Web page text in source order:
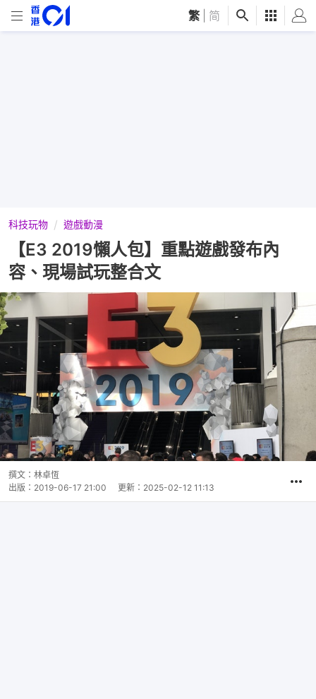
繁 简
科技玩物 遊戲動漫
【E3 2019懶人包】重點遊戲發布內
容、現場試玩整合文
撰文： 林卓恆
出版： 2019-06-17 21:00 更新： 2025-02-12 11:13